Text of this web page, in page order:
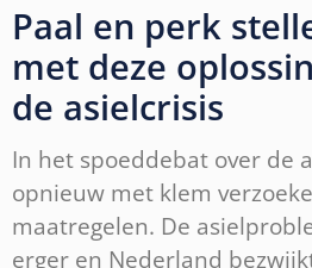
Paal en perk
met deze
de asielcrisis
In het spoeddebat over de
opnieuw met klem
maatregelen. De
erger en Nederland